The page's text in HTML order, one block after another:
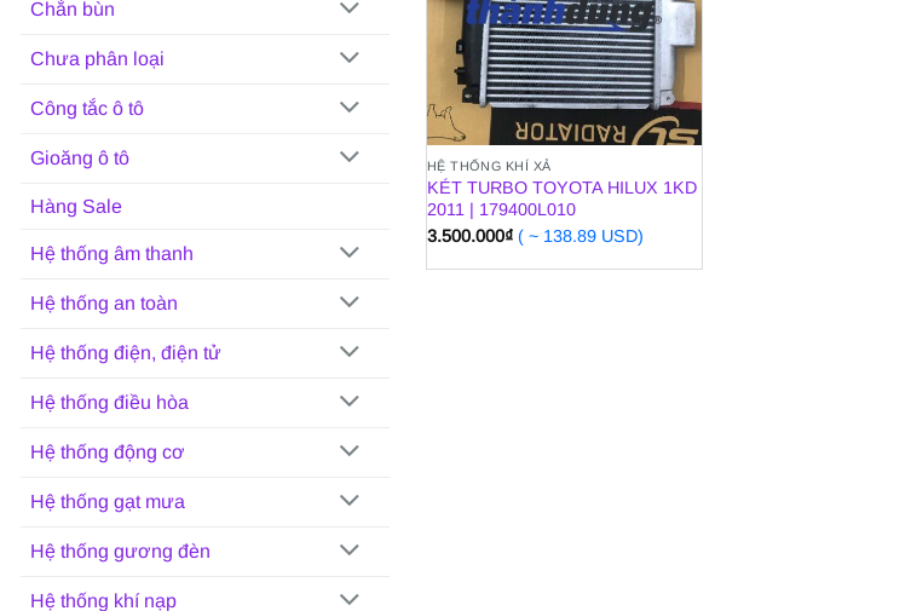
Chắn bùn
Chưa phân loại
Công tắc ô tô
Gioăng ô tô
Hàng Sale
Hệ thống âm thanh
Hệ thống an toàn
Hệ thống điện, điện tử
Hệ thống điều hòa
Hệ thống động cơ
Hệ thống gạt mưa
Hệ thống gương đèn
Hệ thống khí nạp
HỆ THỐNG KHÍ XẢ
KÉT TURBO TOYOTA HILUX 1KD
2011 | 179400L010
3.500.000₫ ( ~ 138.89 USD)